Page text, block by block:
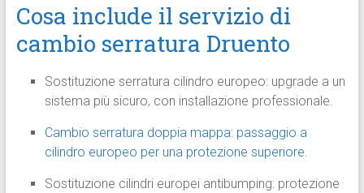
Cosa include il servizio di
cambio serratura Druento
Sostituzione serratura cilindro europeo: upgrade a un
sistema più sicuro, con installazione professionale.
Cambio serratura doppia mappa: passaggio a
cilindro europeo per una protezione superiore.
Sostituzione cilindri europei antibumping: protezione